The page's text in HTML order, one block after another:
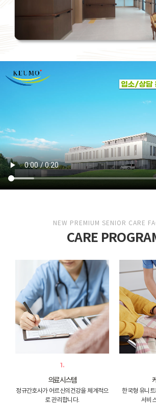
NEW PREMIUM SENIOR CARE
CARE
1.
의료 시스템
정규간호사가 어르신의 건강을 체계적으
로 관리합니다.
한국형 유니트
서비